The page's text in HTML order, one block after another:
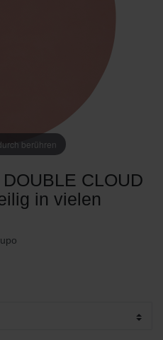
berühren
CLOUD
in vielen